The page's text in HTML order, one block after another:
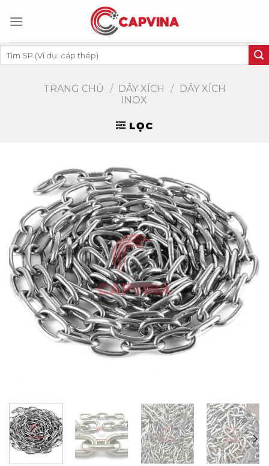
Tìm
kiếm:
TRANG CHỦ / DÂY XÍCH /
DÂY XÍCH
INOX
LỌC